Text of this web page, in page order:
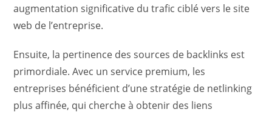
augmentation significative du trafic ciblé vers le site
web de l’entreprise.
Ensuite, la pertinence des sources de backlinks est
primordiale. Avec un service premium, les
entreprises bénéficient d’une stratégie de netlinking
plus affinée, qui cherche à obtenir des liens